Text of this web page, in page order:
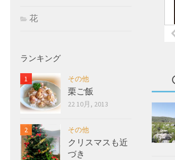
花
ランキング
その他
栗ご飯
22 10月, 2013
その他
クリスマスも近
づき